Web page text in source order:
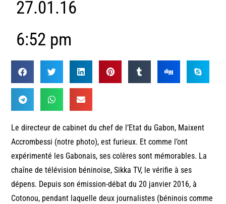
27.01.16
6:52 pm
Le directeur de cabinet du chef de l’Etat du Gabon, Maixent
Accrombessi (notre photo), est furieux. Et comme l’ont
expérimenté les Gabonais, ses colères sont mémorables. La
chaîne de télévision béninoise, Sikka TV, le vérifie à ses
dépens. Depuis son émission-débat du 20 janvier 2016, à
Cotonou, pendant laquelle deux journalistes (béninois comme